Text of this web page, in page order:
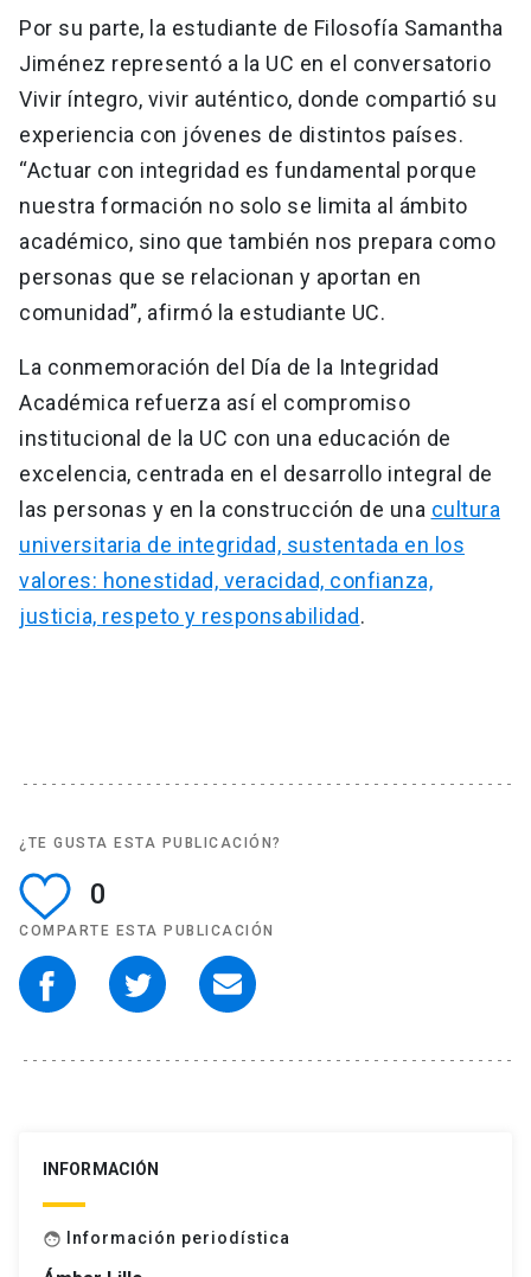
Por su parte, la estudiante de Filosofía Samantha
Jiménez representó a la UC en el conversatorio
Vivir íntegro, vivir auténtico, donde compartió su
experiencia con jóvenes de distintos países.
“Actuar con integridad es fundamental porque
nuestra formación no solo se limita al ámbito
académico, sino que también nos prepara como
personas que se relacionan y aportan en
comunidad”, afirmó la estudiante UC.
La conmemoración del Día de la Integridad
Académica refuerza así el compromiso
institucional de la UC con una educación de
excelencia, centrada en el desarrollo integral de
las personas y en la construcción de una cultura
universitaria de integridad, sustentada en los
valores: honestidad, veracidad, confianza,
justicia, respeto y responsabilidad.
¿TE GUSTA ESTA PUBLICACIÓN?
0
COMPARTE ESTA PUBLICACIÓN
INFORMACIÓN
face Información periodística